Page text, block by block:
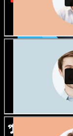
পুরুষ-নারী ভেদে